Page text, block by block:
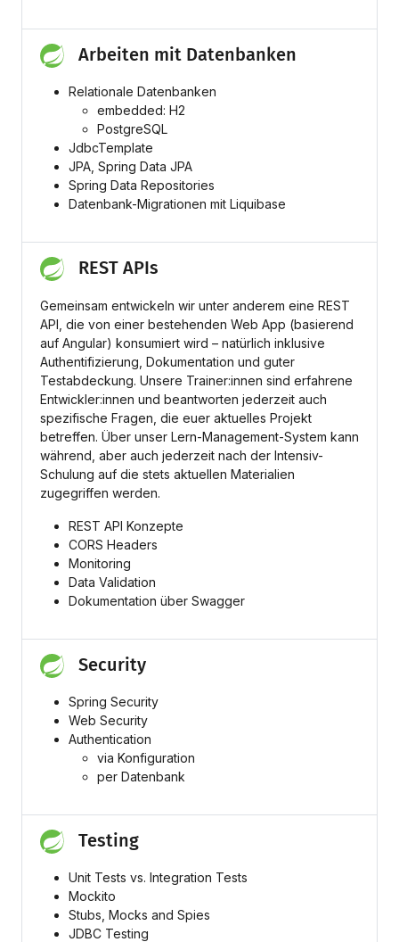
Arbeiten mit Datenbanken
Relationale Datenbanken
embedded: H2
PostgreSQL
JdbcTemplate
JPA, Spring Data JPA
Spring Data Repositories
Datenbank-Migrationen mit Liquibase
REST APIs
Gemeinsam entwickeln wir unter anderem eine REST
API, die von einer bestehenden Web App (basierend
auf Angular) konsumiert wird – natürlich inklusive
Authentifizierung, Dokumentation und guter
Testabdeckung. Unsere Trainer:innen sind erfahrene
Entwickler:innen und beantworten jederzeit auch
spezifische Fragen, die euer aktuelles Projekt
betreffen. Über unser Lern-Management-System kann
während, aber auch jederzeit nach der Intensiv-
Schulung auf die stets aktuellen Materialien
zugegriffen werden.
REST API Konzepte
CORS Headers
Monitoring
Data Validation
Dokumentation über Swagger
Security
Spring Security
Web Security
Authentication
via Konfiguration
per Datenbank
Testing
Unit Tests vs. Integration Tests
Mockito
Stubs, Mocks and Spies
JDBC Testing